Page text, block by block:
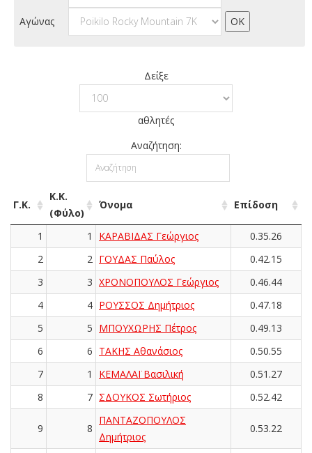
Αγώνας
Δείξε
αθλητές
Αναζήτηση:
Γ.Κ.
Κ.Κ.
(Φύλο)
Όνομα Επίδοση
1 1 ΚΑΡΑΒΙΔΑΣ Γεώργιος
0.35.26
2
2 ΓΟΥΔΑΣ Παύλος
0.42.15
3
3 ΧΡΟΝΟΠΟΥΛΟΣ Γεώργιος
0.46.44
4
4 ΡΟΥΣΣΟΣ Δημήτριος
0.47.18
5
5 ΜΠΟΥΧΩΡΗΣ Πέτρος
0.49.13
6
6 ΤΑΚΗΣ Αθανάσιος
0.50.55
7
1 ΚΕΜΑΛΑΪ Βασιλική
0.51.27
8
7 ΣΔΟΥΚΟΣ Σωτήριος 0.52.42
9 8
ΠΑΝΤΑΖΟΠΟΥΛΟΣ
Δημήτριος
0.53.22